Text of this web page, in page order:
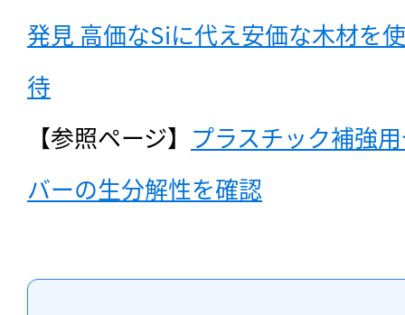
発見 高価なSiに代え安価な木材を
待
【参照ページ】 プラスチック補強
バーの生分解性を確認